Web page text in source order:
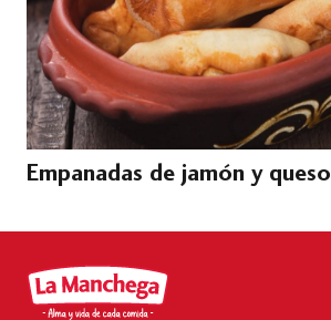
Empanadas de jamón y queso